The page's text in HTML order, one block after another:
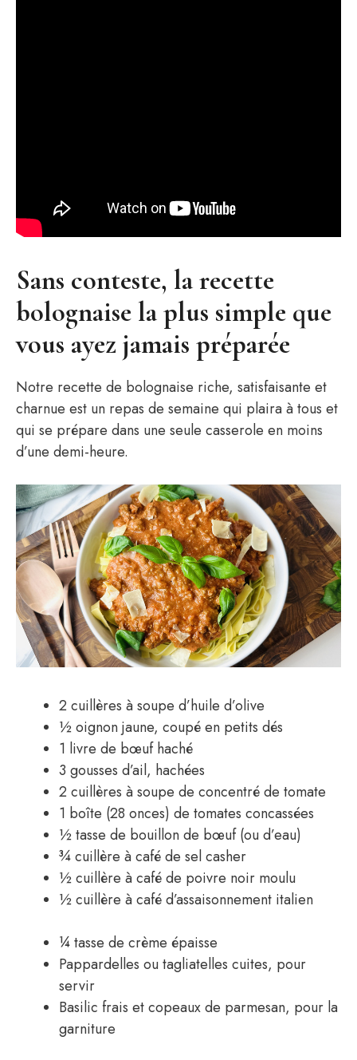
Sans conteste, la recette
bolognaise la plus simple que
vous ayez jamais préparée
Notre recette de bolognaise riche, satisfaisante et
charnue est un repas de semaine qui plaira à tous et
qui se prépare dans une seule casserole en moins
d’une demi-heure.
2 cuillères à soupe d’huile d’olive
½ oignon jaune, coupé en petits dés
1 livre de bœuf haché
3 gousses d’ail, hachées
2 cuillères à soupe de concentré de tomate
1 boîte (28 onces) de tomates concassées
½ tasse de bouillon de bœuf (ou d’eau)
¾ cuillère à café de sel casher
½ cuillère à café de poivre noir moulu
½ cuillère à café d’assaisonnement italien
¼ tasse de crème épaisse
Pappardelles ou tagliatelles cuites, pour
servir
Basilic frais et copeaux de parmesan, pour la
garniture